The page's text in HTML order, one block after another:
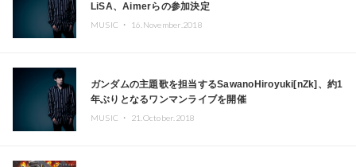
LiSA、Aimerらの参加決定
MUSIC ・ 16.November.2018
ガンダムの主題歌を担当するSawanoHiroyuki[nZk]、約1
年ぶりとなるワンマンライブを開催
MUSIC ・ 21.October.2018